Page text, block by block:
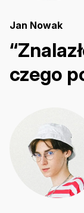
Jan Nowak
czego